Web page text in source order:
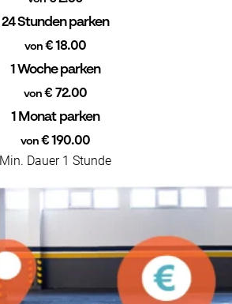
24 Stunden parken
von€ 18.00
1 Woche parken
von € 72.00
1 Monat parken
von€ 190.00
Min. Dauer 1 Stunde